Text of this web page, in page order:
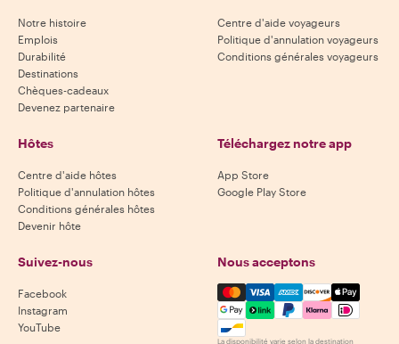
Notre histoire
Emplois
Durabilité
Destinations
Chèques-cadeaux
Devenez partenaire
Centre d'aide voyageurs
Politique d'annulation voyageurs
Conditions générales voyageurs
Hôtes
Centre d'aide hôtes
Politique d'annulation hôtes
Conditions générales hôtes
Devenir hôte
Téléchargez notre app
App Store
Google Play Store
Suivez-nous
Facebook
Instagram
YouTube
Nous acceptons
Mastercard, Visa, Amex,
La disponibilité varie selon la destination